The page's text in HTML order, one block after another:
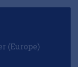
(Europe)